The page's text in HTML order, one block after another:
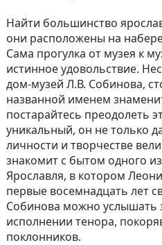
Найти большинство
они расположены на
Сама прогулка от музея к
истинное удовольствие.
дом-музей Л.В. Собинова,
названной именем
постарайтесь преодолеть
уникальный, он не только
личности и творчестве
знакомит с бытом одного
Ярославля, в котором
первые восемнадцать лет
Собинова можно услышать
исполнении тенора,
поклонников.